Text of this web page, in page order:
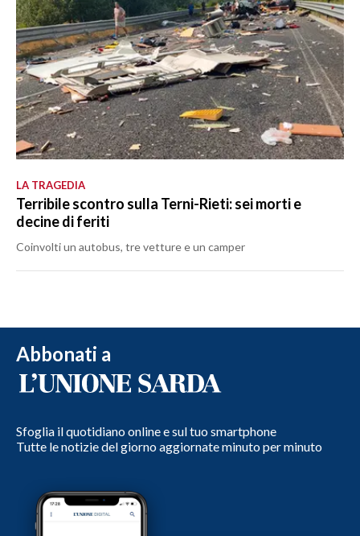
LA TRAGEDIA
Terribile scontro sulla Terni-Rieti: sei morti e
decine di feriti
Coinvolti un autobus, tre vetture e un camper
Abbonati a
Sfoglia il quotidiano online e sul tuo smartphone
Tutte le notizie del giorno aggiornate minuto per minuto